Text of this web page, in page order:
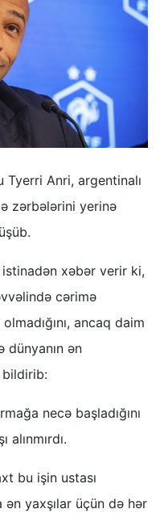
Tyerri Anri, argentinalı
zərbələrini yerinə
istinadən xəbər verir ki,
cərimə
ancaq daim
ən
bildirib:
necə başladığını
bu işin ustası
yaxşılar üçün də hər